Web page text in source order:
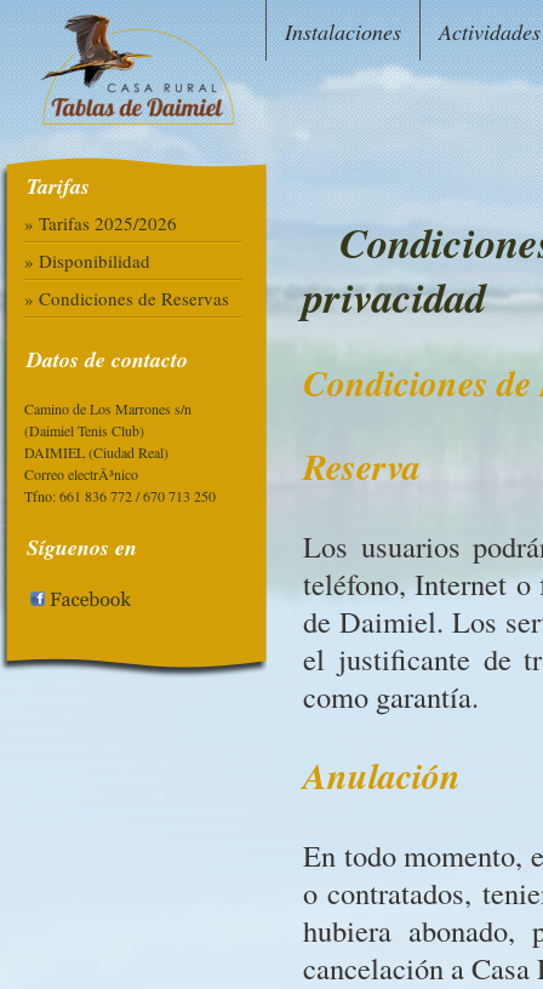
Instalaciones Actividades
Tarifas
» Tarifas 2025/2026
» Disponibilidad
» Condiciones de Reservas
Datos de contacto
Camino de Los Marrones s/n
(Daimiel Tenis Club)
DAIMIEL (Ciudad Real)
Correo electrÃ³nico
Tfno: 661 836 772 / 670 713 250
Síguenos en
privacidad
Condiciones de
Reserva
Los usuarios
teléfono, Internet o
de Daimiel. Los
el justificante de
como garantía.
Anulación
En todo momento,
o contratados,
hubiera abonado,
cancelación a